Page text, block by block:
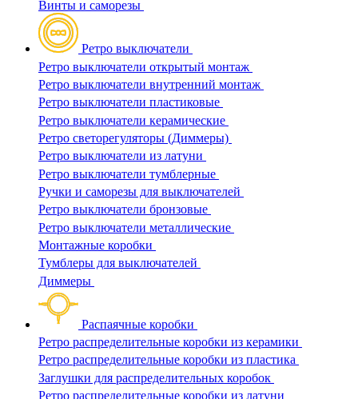
Винты и саморезы
Ретро выключатели
Ретро выключатели открытый монтаж
Ретро выключатели внутренний монтаж
Ретро выключатели пластиковые
Ретро выключатели керамические
Ретро светорегуляторы (Диммеры)
Ретро выключатели из латуни
Ретро выключатели тумблерные
Ручки и саморезы для выключателей
Ретро выключатели бронзовые
Ретро выключатели металлические
Монтажные коробки
Тумблеры для выключателей
Диммеры
Распаячные коробки
Ретро распределительные коробки из керамики
Ретро распределительные коробки из пластика
Заглушки для распределительных коробок
Ретро распределительные коробки из латуни